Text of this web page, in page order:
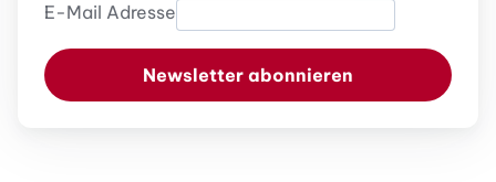
E-Mail Adresse
Newsletter abonnieren